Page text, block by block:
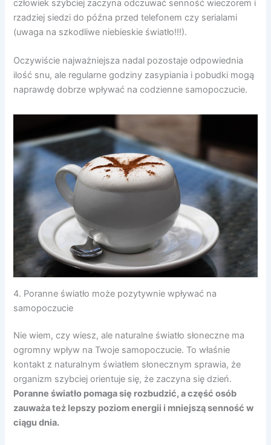
człowiek szybciej zaczyna odczuwać senność wieczorem i
rzadziej siedzi do późna przed telefonem czy serialami
(uwaga na szkodliwe niebieskie światło!!!).
Oczywiście najważniejsza nadal pozostaje odpowiednia
ilość snu, ale regularne godziny zasypiania i pobudki mogą
naprawdę dobrze wpływać na codzienne samopoczucie.
4. Poranne światło może pozytywnie wpływać na
samopoczucie
Nie wiem, czy wiesz, ale naturalne światło słoneczne ma
ogromny wpływ na Twoje samopoczucie. To właśnie
kontakt z naturalnym światłem słonecznym sprawia, że
organizm szybciej orientuje się, że zaczyna się dzień.
Poranne światło pomaga się rozbudzić, a część osób
zauważa też lepszy poziom energii i mniejszą senność w
ciągu dnia.